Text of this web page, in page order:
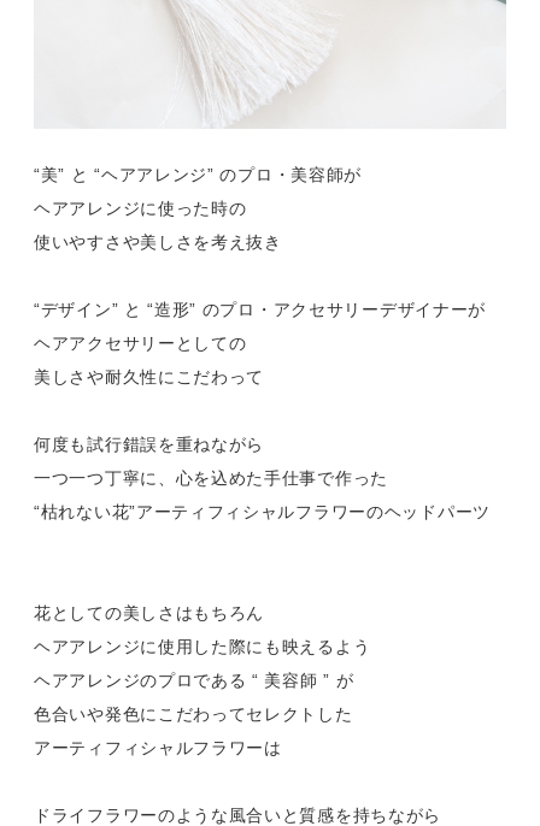
“美” と “ヘアアレンジ” のプロ・美容師が
ヘアアレンジに使った時の
使いやすさや美しさを考え抜き
“デザイン” と “造形” のプロ・アクセサリーデザイナーが
ヘアアクセサリーとしての
美しさや耐久性にこだわって
何度も試行錯誤を重ねながら
一つ一つ丁寧に、心を込めた手仕事で作った
“枯れない花”アーティフィシャルフラワーのヘッドパーツ
花としての美しさはもちろん
ヘアアレンジに使用した際にも映えるよう
ヘアアレンジのプロである “ 美容師 ” が
色合いや発色にこだわってセレクトした
アーティフィシャルフラワーは
ドライフラワーのような風合いと質感を持ちながら